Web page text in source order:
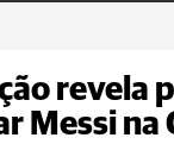
revela
Messi na